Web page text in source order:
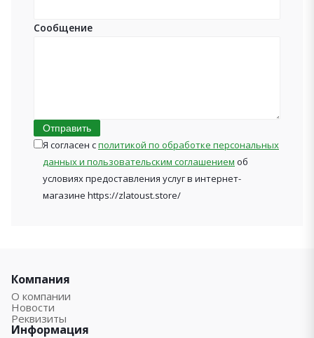
Сообщение
Отправить
Я согласен сполитикой по обработке персональных
данных и пользовательским соглашением об
условиях предоставления услуг в интернет-
магазине https://zlatoust.store/
Компания
О компании
Новости
Реквизиты
Информация